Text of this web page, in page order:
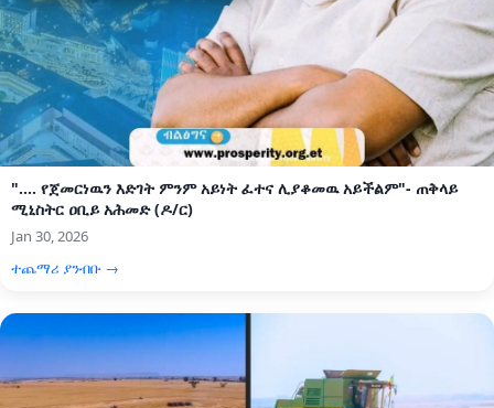
".... የጀመርነዉን እድገት ምንም አይነት ፈተና ሊያቆመዉ አይችልም"- ጠቅላይ
ሚኒስትር ዐቢይ አሕመድ (ዶ/ር)
Jan 30, 2026
ተጨማሪ ያንብቡ →